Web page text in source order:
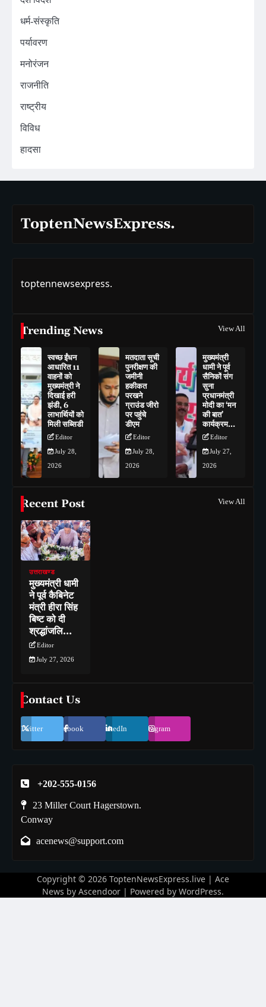
धर्म-संस्कृति
पर्यावरण
मनोरंजन
राजनीति
राष्ट्रीय
विविध
हादसा
ToptenNewsExpress.
toptennewsexpress.
Trending News View All
स्वच्छ ईंधन
आधारित 11
वाहनों को
मुख्यमंत्री ने
दिखाई हरी
झंडी, 6
लाभार्थियों को
मिली सब्सिडी
Editor
July 28,
2026
मतदाता सूची
पुनरीक्षण की
जमीनी
हकीकत
परखने
ग्राउंड जीरो
पर पहुंचे
डीएम
Editor
July 28,
2026
मुख्यमंत्री
धामी ने पूर्व
सैनिकों संग
सुना
प्रधानमंत्री
मोदी का ‘मन
की बात’
कार्यक्रम…
Editor
July 27,
2026
Recent Post View All
उत्तराखण्ड
मुख्यमंत्री धामी
ने पूर्व कैबिनेट
मंत्री हीरा सिंह
बिष्ट को दी
श्रद्धांजलि…
Editor
July 27, 2026
Contact Us
Twitter Facebook LinkedIn Instagram
+202-555-0156
23 Miller Court Hagerstown.
Conway
acenews@support.com
Copyright © 2026 ToptenNewsExpress.live | Ace
News by Ascendoor | Powered by WordPress.